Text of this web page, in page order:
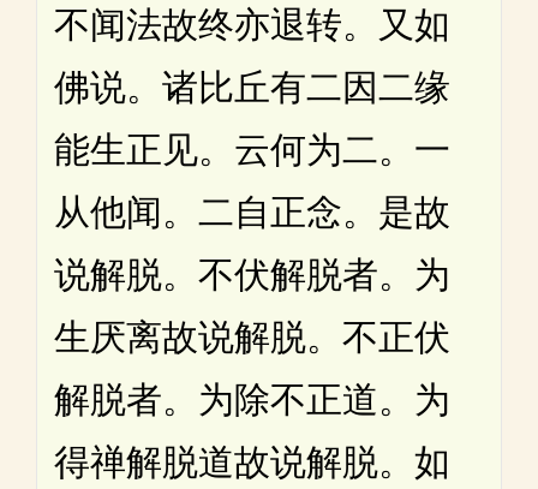
不闻法故终亦退转。又如
佛说。诸比丘有二因二缘
能生正见。云何为二。一
从他闻。二自正念。是故
说解脱。不伏解脱者。为
生厌离故说解脱。不正伏
解脱者。为除不正道。为
得禅解脱道故说解脱。如